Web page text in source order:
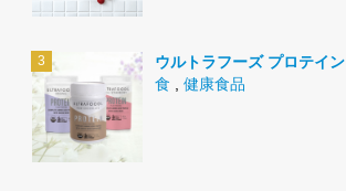
ウルトラフーズ プロテイン
食
健康食品